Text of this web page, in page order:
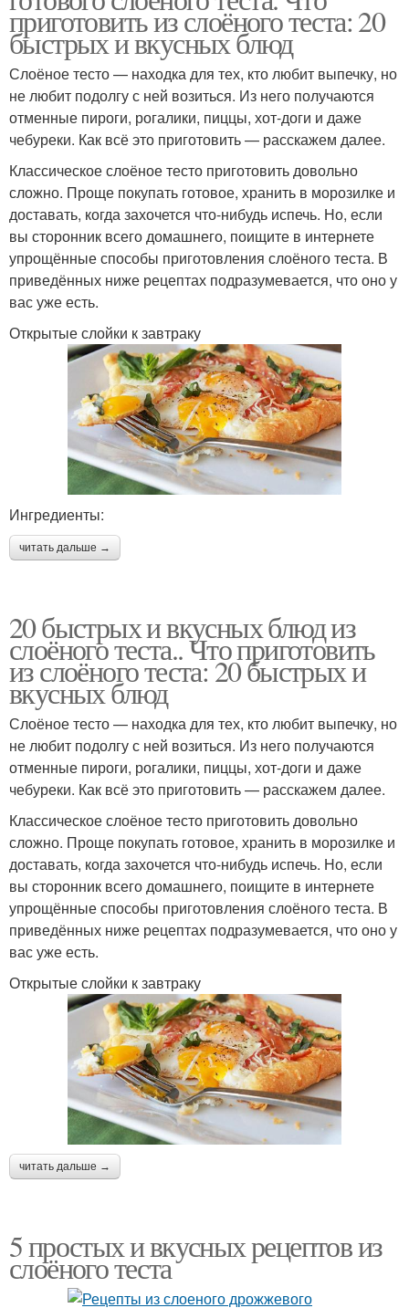
приготовить из слоёного теста: 20
быстрых и вкусных блюд
Слоёное тесто — находка для тех, кто любит выпечку, но
не любит подолгу с ней возиться. Из него получаются
отменные пироги, рогалики, пиццы, хот-доги и даже
чебуреки. Как всё это приготовить — расскажем далее.
Классическое слоёное тесто приготовить довольно
сложно. Проще покупать готовое, хранить в морозилке и
доставать, когда захочется что-нибудь испечь. Но, если
вы сторонник всего домашнего, поищите в интернете
упрощённые способы приготовления слоёного теста. В
приведённых ниже рецептах подразумевается, что оно у
вас уже есть.
Открытые слойки к завтраку
Ингредиенты:
читать дальше →
20 быстрых и вкусных блюд из
слоёного теста.. Что приготовить
из слоёного теста: 20 быстрых и
вкусных блюд
Слоёное тесто — находка для тех, кто любит выпечку, но
не любит подолгу с ней возиться. Из него получаются
отменные пироги, рогалики, пиццы, хот-доги и даже
чебуреки. Как всё это приготовить — расскажем далее.
Классическое слоёное тесто приготовить довольно
сложно. Проще покупать готовое, хранить в морозилке и
доставать, когда захочется что-нибудь испечь. Но, если
вы сторонник всего домашнего, поищите в интернете
упрощённые способы приготовления слоёного теста. В
приведённых ниже рецептах подразумевается, что оно у
вас уже есть.
Открытые слойки к завтраку
читать дальше →
5 простых и вкусных рецептов из
слоёного теста